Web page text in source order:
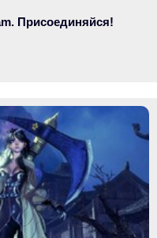
Присоединяйся!